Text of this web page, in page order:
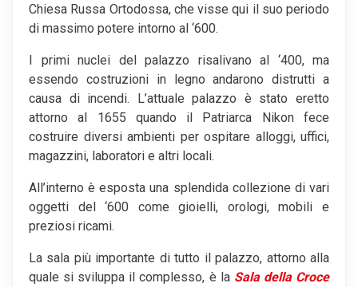
Chiesa Russa Ortodossa, che visse qui il suo periodo
di massimo potere intorno al ‘600.
I primi nuclei del palazzo risalivano al ‘400, ma
essendo costruzioni in legno andarono distrutti a
causa di incendi. L’attuale palazzo è stato eretto
attorno al 1655 quando il Patriarca Nikon fece
costruire diversi ambienti per ospitare alloggi, uffici,
magazzini, laboratori e altri locali.
All’interno è esposta una splendida collezione di vari
oggetti del ‘600 come gioielli, orologi, mobili e
preziosi ricami.
La sala più importante di tutto il palazzo, attorno alla
quale si sviluppa il complesso, è la Sala della Croce